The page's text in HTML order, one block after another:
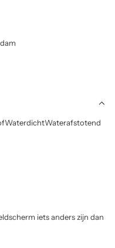
iets anders zijn dan